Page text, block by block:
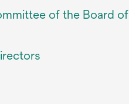
of the Board